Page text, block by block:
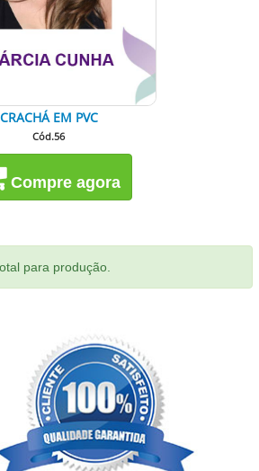
CRACHÁ EM PVC
Cód.56
Compre agora
para produção.